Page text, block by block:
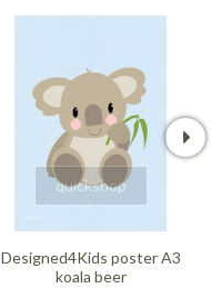
quickshop
Designed4Kids poster A3
koala beer